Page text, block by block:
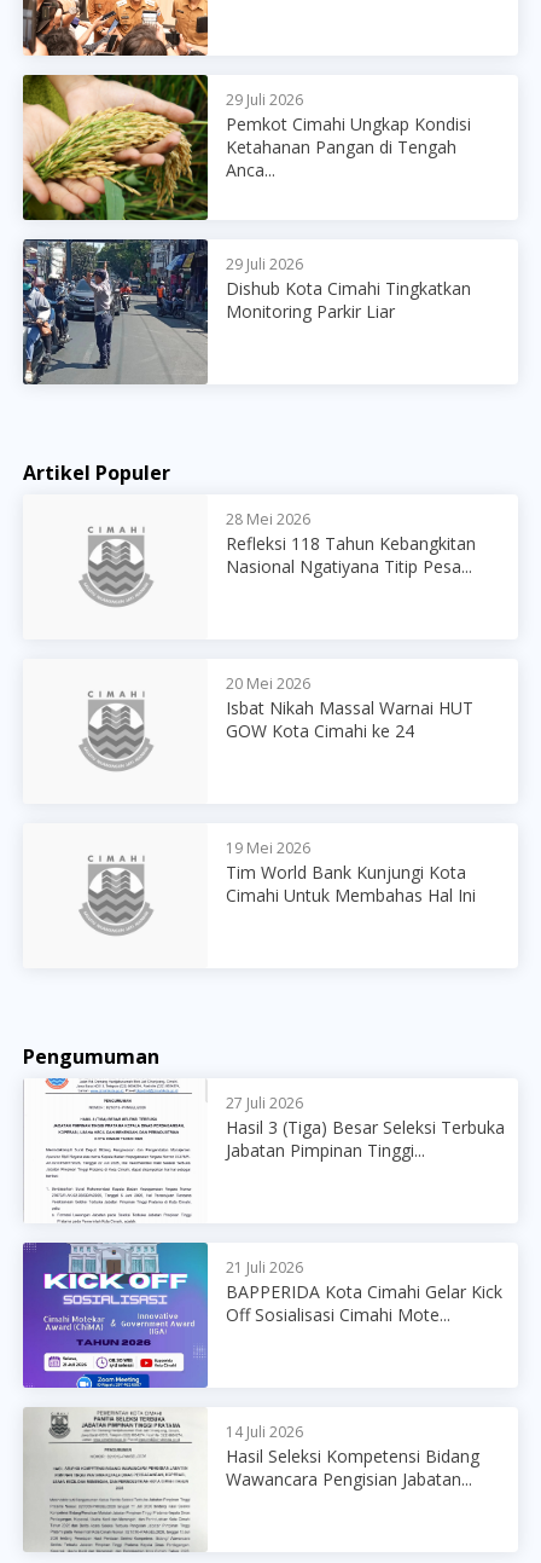
29 Juli 2026
Pemkot Cimahi Ungkap Kondisi
Ketahanan Pangan di Tengah
Anca...
29 Juli 2026
Dishub Kota Cimahi Tingkatkan
Monitoring Parkir Liar
Artikel Populer
28 Mei 2026
Refleksi 118 Tahun Kebangkitan
Nasional Ngatiyana Titip Pesa...
20 Mei 2026
Isbat Nikah Massal Warnai HUT
GOW Kota Cimahi ke 24
19 Mei 2026
Tim World Bank Kunjungi Kota
Cimahi Untuk Membahas Hal Ini
Pengumuman
27 Juli 2026
Hasil 3 (Tiga) Besar Seleksi Terbuka
Jabatan Pimpinan Tinggi...
21 Juli 2026
BAPPERIDA Kota Cimahi Gelar Kick
Off Sosialisasi Cimahi Mote...
14 Juli 2026
Hasil Seleksi Kompetensi Bidang
Wawancara Pengisian Jabatan...